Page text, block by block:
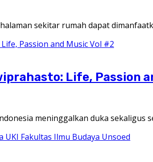
sekitar rumah dapat
Life, Passion
meninggalkan duka